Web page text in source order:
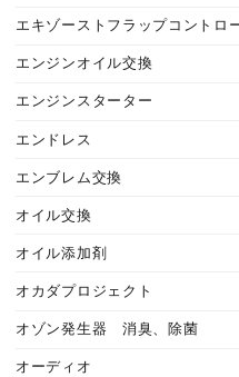
エキゾーストフラップコントロ
エンジンオイル交換
エンジンスターター
エンドレス
エンブレム交換
オイル交換
オイル添加剤
オカダプロジェクト
オゾン発生器 消臭、除菌
オーディオ